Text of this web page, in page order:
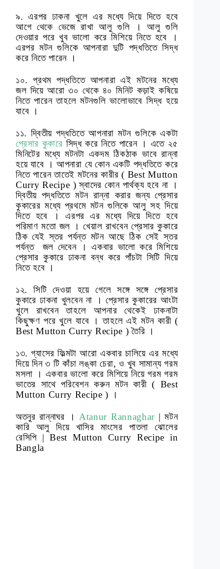
৯. এরপর ঢাকনা খুলে এর মধ্যে দিয়ে দিতে হবে
আগে থেকে ভেজে রাখা আলু গুলি । আলু গুলি
দেওয়ার পরে খুব ভালো করে মিশিয়ে নিতে হবে ।
এরপর মটন গুলিকে আপনারা দুটি পদ্ধতিতে সিদ্ধ
করে নিতে পারেন ।
১০. প্রথম পদ্ধতিতে আপনারা এই মটনের মধ্যে
জল দিয়ে আরো ৩০ থেকে ৪০ মিনিট কড়াই কষিয়ে
নিতে পারেন তাহলে মটনগুলি ভালোভাবে সিদ্ধ হয়ে
যাবে ।
১১. দ্বিতীয় পদ্ধতিতে আপনারা মটন গুলিকে একটা
প্রেসার কুকারে সিদ্ধ করে নিতে পারেন । এতে ২৫
মিনিটের মধ্যে মটনটা একদম ঠিকঠাক ভাবে রান্না
হয়ে যাবে । আপনারা যে কোন একটি পদ্ধতিতে করে
নিতে পারেন তাতেই মটনের কারীর ( Best Mutton
Curry Recipe ) স্বাদের কোন পার্থক্য হবে না ।
দ্বিতীয় পদ্ধতিতে মটন রান্না করার জন্য প্রেসার
কুকারের মধ্যে প্রথমে মটন গুলিকে আলু সহ দিয়ে
দিতে হবে । এরপর এর মধ্যে দিয়ে দিতে হবে
পরিমাণ মতো জল । খেয়াল রাখবেন প্রেসার কুকারে
ঠিক যেই স্তর পর্যন্ত মটন আছে ঠিক সেই স্তর
পর্যন্ত জল দেবেন । একবার ভালো করে মিশিয়ে
প্রেসার কুকারে ঢাকনা বন্ধ করে পাঁচটা সিটি দিয়ে
নিতে হবে ।
১২. সিটি দেওয়া হয়ে গেলে সঙ্গে সঙ্গে প্রেসার
কুকারে ঢাকনা খুলবেন না । প্রেসার কুকারের আংটা
খুলে রাখবেন তাহলে আপনার থেকেই ঢাকনাটা
কিছুক্ষণ পরে খুলে যাবে । তাহলে এই মটন কারী (
Best Mutton Curry Recipe ) তৈরি ।
১৩. গ্যাসের ফিল্মটা আরো একবার চালিয়ে এর মধ্যে
দিয়ে দিন ৩ টি কাঁচা লঙ্কা চেরা, ও খুব সামান্য গরম
মসলা । একবার ভালো করে মিশিয়ে নিয়ে গরম গরম
ভাতের সাথে পরিবেশন করুন মটন কারী ( Best
Mutton Curry Recipe ) ।
অতনুর রান্নাঘর । Atanur Rannaghar| মটন
কারি আলু দিয়ে খাসির মাংসের পাতলা ঝোলের
রেসিপি | Best Mutton Curry Recipe in
Bangla